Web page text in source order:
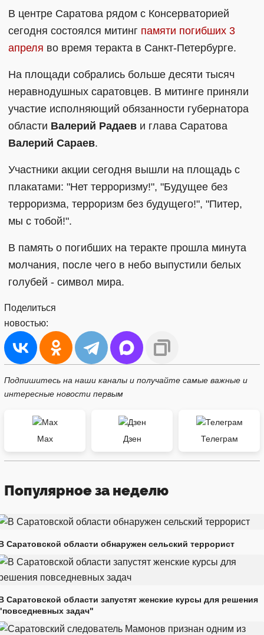
В центре Саратова рядом с Консерваторией
сегодня состоялся митинг памяти погибших 3
апреля во время теракта в Санкт-Петербурге.
На площади собрались больше десяти тысяч
неравнодушных саратовцев. В митинге приняли
участие исполняющий обязанности губернатора
области Валерий Радаев и глава Саратова
Валерий Сараев.
Участники акции сегодня вышли на площадь с
плакатами: "Нет терроризму!", "Будущее без
терроризма, терроризм без будущего!", "Питер,
мы с тобой!".
В память о погибших на теракте прошла минута
молчания, после чего в небо выпустили белых
голубей - символ мира.
Поделиться
новостью:
Подпишитесь на наши каналы и получайте самые важные и
интересные новости первым
Max Дзен Телеграм
Популярное за неделю
Саратовской области обнаружен сельский террорист
Саратовской области запустят женские курсы для решения
задач"